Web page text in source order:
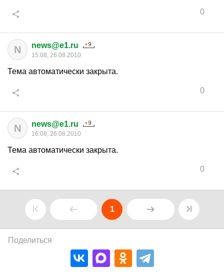
0
N news@e1.ru
15:08, 26.08.2010
Тема автоматически закрыта.
0
N news@e1.ru
16:08, 26.08.2010
Тема автоматически закрыта.
0
1
Поделиться